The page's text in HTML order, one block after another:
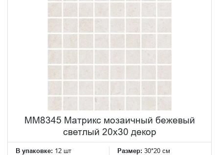
MM8345 Матрикс мозаичный бежевый
светлый 20х30 декор
В упаковке: 12 шт Размер: 30*20 см